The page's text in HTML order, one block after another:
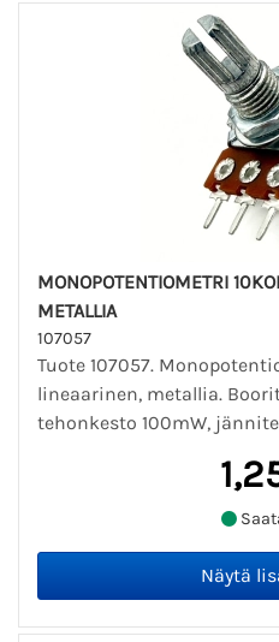
MONOPOTENTIOMETRI
METALLIA
107057
Tuote 107057.
lineaarinen, metallia.
tehonkesto 100mW,